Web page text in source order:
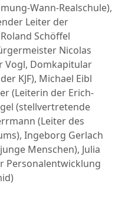
Wann-Realschule),
Leiter der
Schöffel
Nicolas
Vogl, Domkapitular
KJF), Michael Eibl
(Leiterin der Erich-
(stellvertretende
(Leiter des
Ingeborg Gerlach
Menschen), Julia
Personalentwicklung